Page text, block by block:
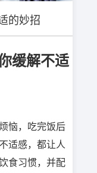
的妙招
缓解不适
恼，吃完饭后
适感，都让人
食习惯，并配